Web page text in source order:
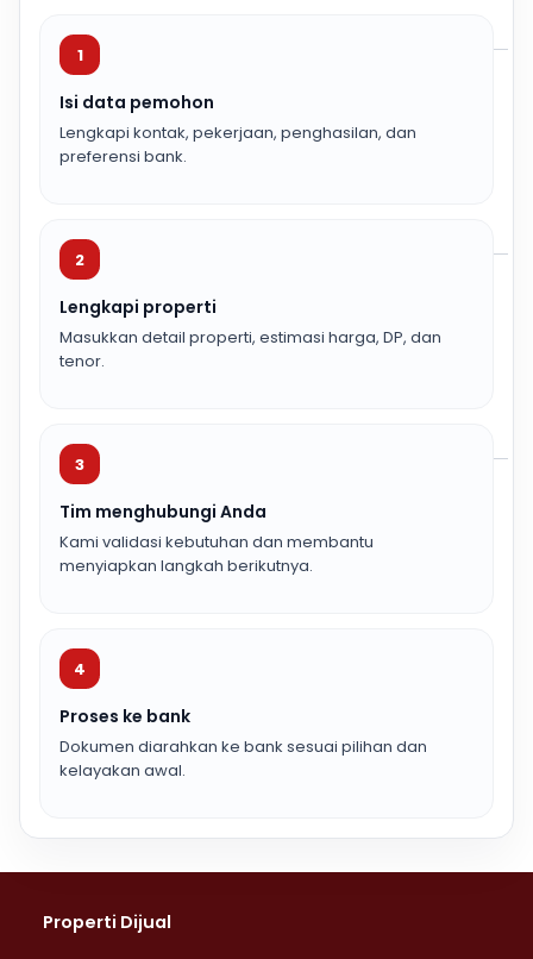
1
Isi data pemohon
Lengkapi kontak, pekerjaan, penghasilan, dan
preferensi bank.
2
Lengkapi properti
Masukkan detail properti, estimasi harga, DP, dan
tenor.
3
Tim menghubungi Anda
Kami validasi kebutuhan dan membantu
menyiapkan langkah berikutnya.
4
Proses ke bank
Dokumen diarahkan ke bank sesuai pilihan dan
kelayakan awal.
Properti Dijual